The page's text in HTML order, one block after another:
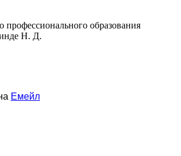
профессионального образования
Н. Д.
Емейл